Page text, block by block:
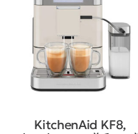
KitchenAid KF8,